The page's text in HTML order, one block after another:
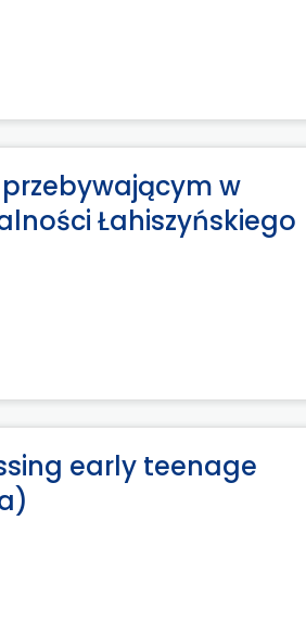
w
Łahiszyńskiego
early teenage